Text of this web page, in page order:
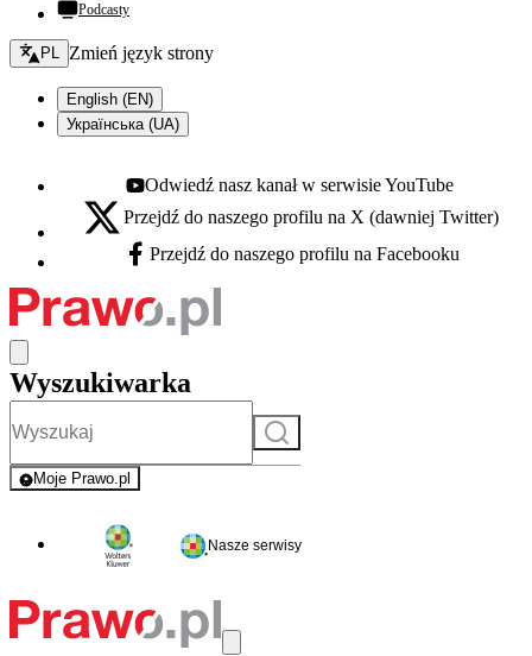
Podcasty
Zmień język - bieżący:
PL Zmień język strony
English (EN)
Українська (UA)
Youtube - otwiera się w nowej karcie
Odwiedź nasz kanał w serwisie YouTube
X - otwiera się w nowej karcie
Przejdź do naszego profilu na X (dawniej Twitter)
Facebook - otwiera się w nowej karcie
Przejdź do naszego profilu na Facebooku
Wyszukiwarka
Szukaj
Moje Prawo.pl
- rejestracja i logowanie do serwisu
Nasze serwisy